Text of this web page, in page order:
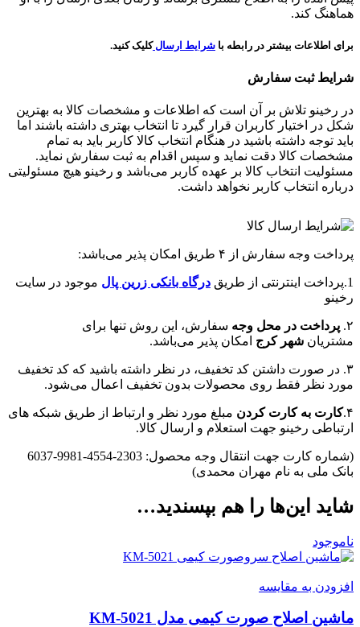
هماهنگ کند.
برای اطلاعات بیشتر در رابطه با شرایط ارسال کلیک کنید.
شرایط ثبت سفارش
در رخینو تلاش بر آن است که اطلاعات و مشخصات کالا به بهترین
شکل در اختیار کاربران قرار گیرد تا انتخاب بهتری داشته باشند اما
باید توجه داشته باشید در هنگام انتخاب کالا کاربر باید به تمام
مشخصات کالا دقت نماید و سپس اقدام به ثبت سفارش نماید.
مسئولیت انتخاب کالا بر عهده کاربر می‌باشد و رخینو هیچ مسئولیتی
درباره انتخاب کاربر نخواهد داشت.
پرداخت وجه سفارش از ۴ طریق امکان پذیر می‌باشد:
1.پرداخت اینترنتی از طریق درگاه‌ بانکی زرین پال موجود در سایت
رخینو
۲. پرداخت در محل وجه سفارش، این روش تنها برای
مشتریان شهر کرج امکان پذیر می‌باشد.
۳. در صورت داشتن کد تخفیف، در نظر داشته باشید که کد تخفیف
مورد نظر فقط روی محصولات بدون تخفیف اعمال می‌شود.
۴. کارت به کارت کردن مبلغ مورد نظر و ارتباط از طریق شبکه های
ارتباطی رخینو جهت استعلام و ارسال کالا.
(شماره کارت جهت انتقال وجه محصول: 2303-4554-9981-6037
بانک ملی به نام مهران محمدی)
شاید این‌ها را هم بپسندید…
ناموجود
افزودن به مقایسه
ماشین اصلاح صورت کیمی مدل KM-5021